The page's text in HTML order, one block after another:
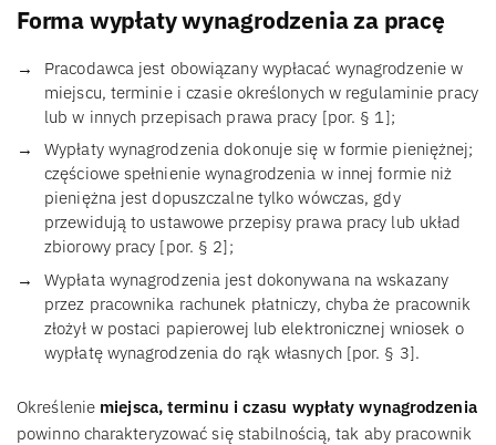
Forma wypłaty wynagrodzenia za pracę
Pracodawca jest obowiązany wypłacać wynagrodzenie w
miejscu, terminie i czasie określonych w regulaminie pracy
lub w innych przepisach prawa pracy [por. § 1];
Wypłaty wynagrodzenia dokonuje się w formie pieniężnej;
częściowe spełnienie wynagrodzenia w innej formie niż
pieniężna jest dopuszczalne tylko wówczas, gdy
przewidują to ustawowe przepisy prawa pracy lub układ
zbiorowy pracy [por. § 2];
Wypłata wynagrodzenia jest dokonywana na wskazany
przez pracownika rachunek płatniczy, chyba że pracownik
złożył w postaci papierowej lub elektronicznej wniosek o
wypłatę wynagrodzenia do rąk własnych [por. § 3].
Określenie miejsca, terminu i czasu wypłaty wynagrodzenia
powinno charakteryzować się stabilnością, tak aby pracownik